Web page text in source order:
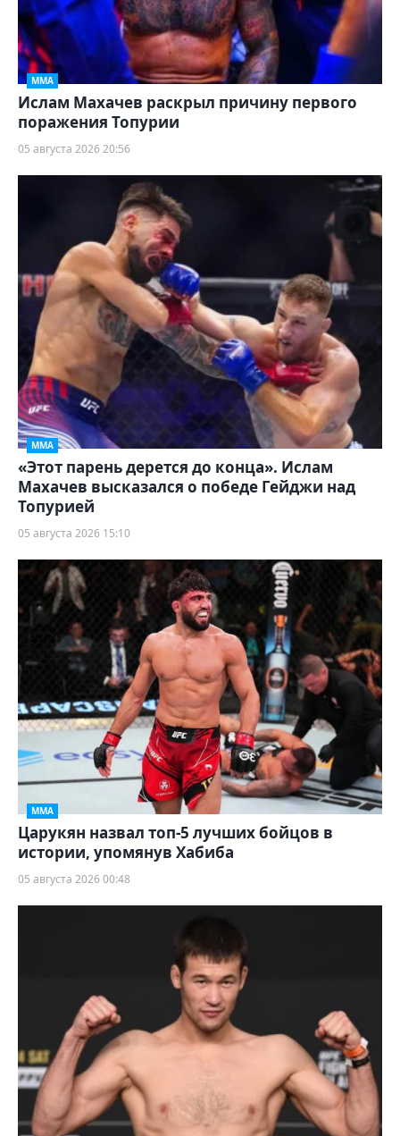
ММА
Ислам Махачев раскрыл причину первого
поражения Топурии
05 августа 2026 20:56
ММА
«Этот парень дерется до конца». Ислам
Махачев высказался о победе Гейджи над
Топурией
05 августа 2026 15:10
ММА
Царукян назвал топ-5 лучших бойцов в
истории, упомянув Хабиба
05 августа 2026 00:48